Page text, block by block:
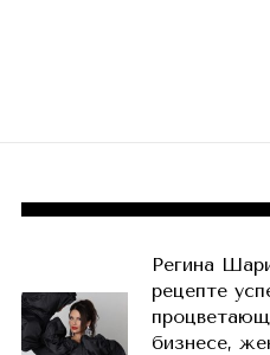
Регина
рецепте
бизнесе,